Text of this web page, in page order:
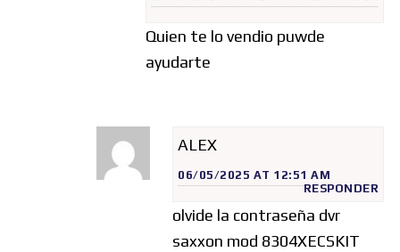
Quien te lo vendio puwde
ayudarte
ALEX
06/05/2025 AT 12:51 AM
RESPONDER
olvide la contraseña dvr
saxxon mod 8304XECSKIT